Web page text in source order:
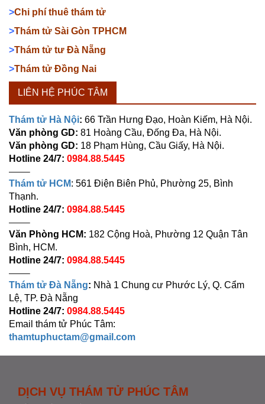
>Chi phí thuê thám tử
>Thám tử Sài Gòn TPHCM
>Thám tử tư Đà Nẵng
>Thám tử Đồng Nai
LIÊN HỆ PHÚC TÂM
Thám tử Hà Nội: 66 Trần Hưng Đạo, Hoàn Kiếm, Hà Nội.
Văn phòng GD: 81 Hoàng Cầu, Đống Đa, Hà Nội.
Văn phòng GD: 18 Phạm Hùng, Cầu Giấy, Hà Nội.
Hotline 24/7: 0984.88.5445
——–
Thám tử HCM: 561 Điện Biên Phủ, Phường 25, Bình
Thạnh.
Hotline 24/7: 0984.88.5445
——–
Văn Phòng HCM: 182 Cộng Hoà, Phường 12 Quận Tân
Bình, HCM.
Hotline 24/7: 0984.88.5445
——–
Thám tử Đà Nẵng: Nhà 1 Chung cư Phước Lý, Q. Cẩm
Lệ, TP. Đà Nẵng
Hotline 24/7: 0984.88.5445
Email thám tử Phúc Tâm:
thamtuphuctam@gmail.com
DỊCH VỤ THÁM TỬ PHÚC TÂM